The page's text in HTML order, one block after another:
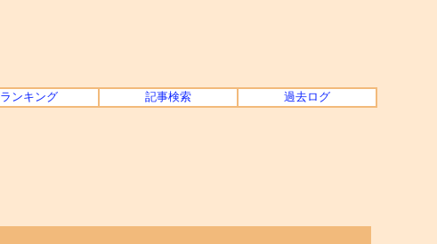
ランキング 記事検索 過去ログ